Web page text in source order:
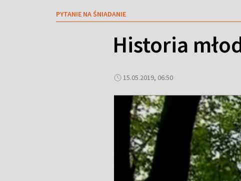
PYTANIE NA ŚNIADANIE
Historia
15.05.2019, 06:50